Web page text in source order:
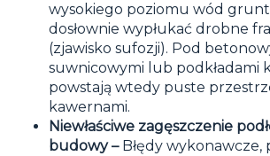
wysokiego poziomu wód
dosłownie wypłukać drobne
(zjawisko sufozji). Pod
suwnicowymi lub podkładami
powstają wtedy puste
kawernami.
Niewłaściwe zagęszczenie
budowy – Błędy wykonawcze,